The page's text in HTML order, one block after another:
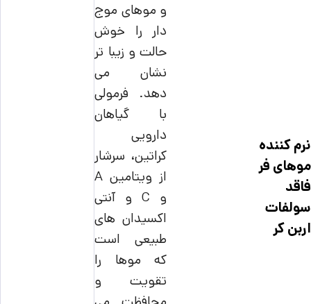
نرم کننده
موهای فر
فاقد
سولفات
اربن کر
و موهای موج
دار را خوش
حالت و زیبا تر
نشان می
دهد. فرمولی
با گیاهان
دارویی
کراتین، سرشار
از ویتامین A
و C و آنتی
اکسیدان های
طبیعی است
که موها را
تقویت و